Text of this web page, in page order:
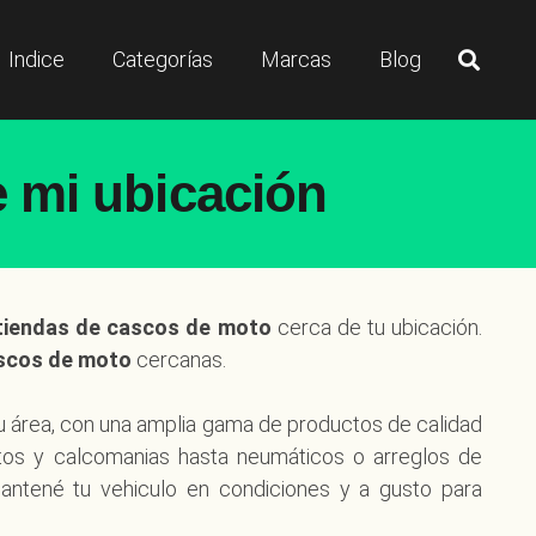
Indice Categorías Marcas Blog
mi ubicación
de cascos de moto cerca de tu ubicación.
de moto cercanas.
con una amplia gama de productos de calidad
y calcomanias hasta neumáticos o arreglos de
tu vehiculo en condiciones y a gusto para